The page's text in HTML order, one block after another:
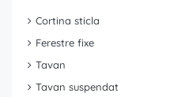
Cortina sticla
Ferestre fixe
Tavan
Tavan suspendat